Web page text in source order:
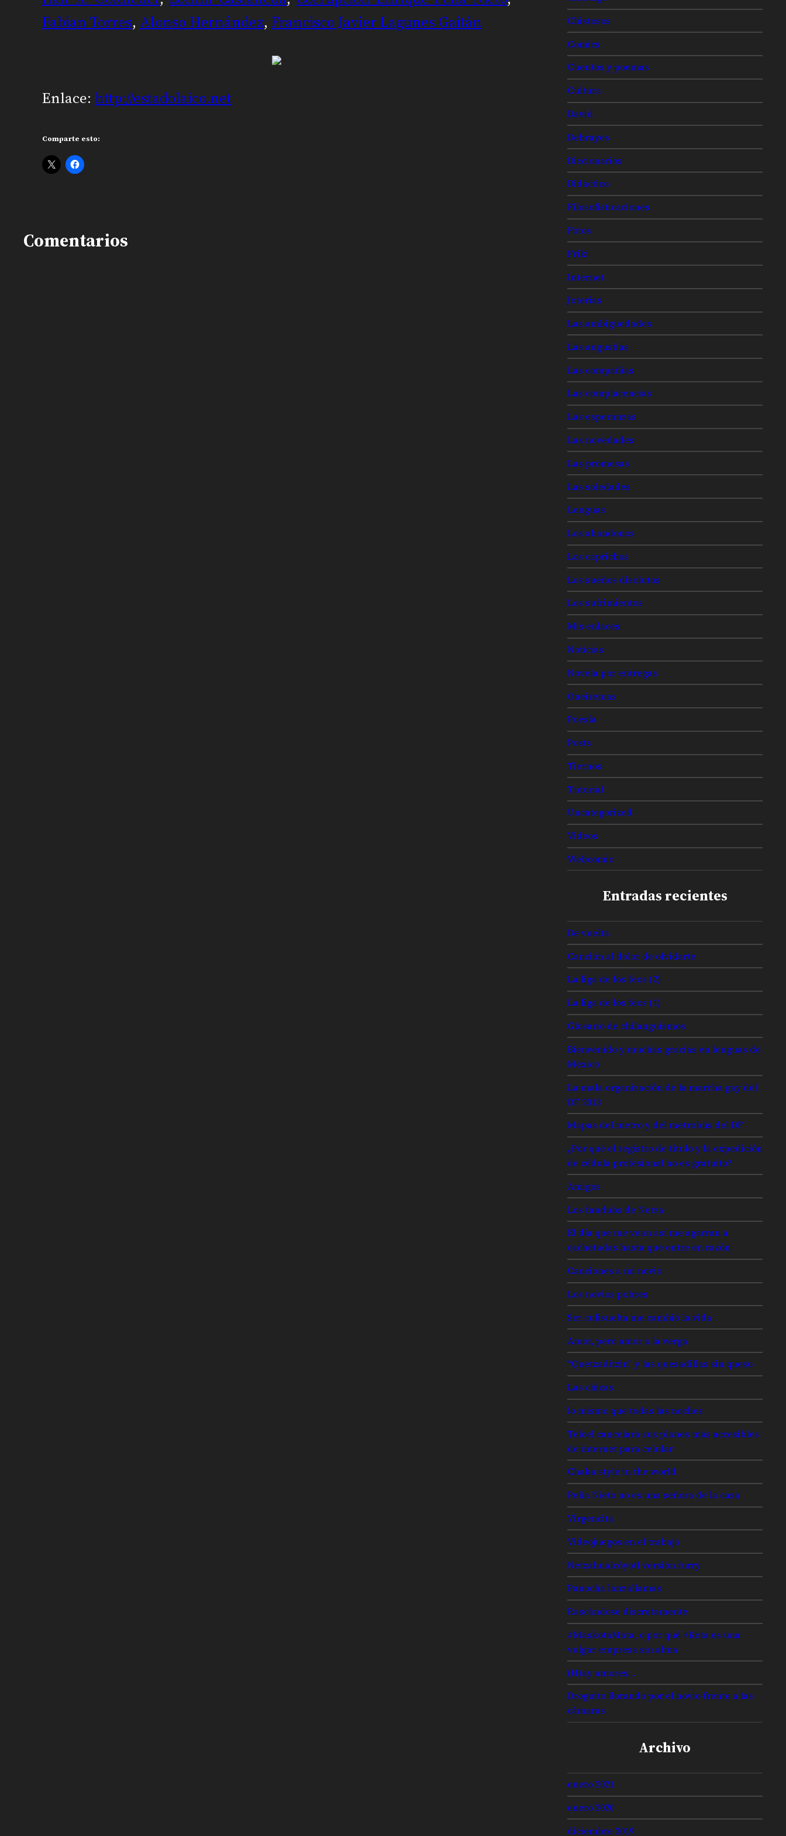
Fabian Torres, Alonso Hernández, Francisco Javier Lagunes Gaitán
Enlace: http://estadolaico.net
Comparte esto:
Comentarios
Chistosos
Comics
Cuentos y poemas
Cultura
David
Debrayes
Diccionarios
Didáctico
Filosofisticaciones
Fotos
Friki
Internet
Joterías
Las ambigüedades
Las angustias
Las compañías
Las complacencias
Las esperanzas
Las novedades
Las promesas
Las soledades
Lenguas
Los abandonos
Los caprichos
Los sueños disolutos
Los sufrimientos
Mis enlaces
Noticias
Novela por entregas
Oneiremas
Poesía
Posts
Tiernos
Tutorial
Uncategorized
Videos
Webcomic
Entradas recientes
De vuelta
Canción al dolor de olvidarte
La liga de los feos (2)
La liga de los feos (1)
Glosario de chilanguismos
Bienvenido y muchas gracias en lenguas de
México
La mala organización de la marcha gay del
DF 2013
Mapas del metro y del metrobús del DF
¿Por qué el registro de título y la expedición
de cédula profesional no es gratuito?
Amigos
Los fandubs de Netza
El día que me vean así me agarran a
cachetadas hasta que entre en razón
Canciones a mi novio
Los novios pobres
Ser culisuelta me cambió la vida
Amor, pero amor a la verga
“Quetzaditzin” y las quesadillas sin queso
Las chicas
lo mismo que todas las noches
Telcel cancelará sus planes más accesibles
de internet para celular
Chaka style in the world
Peña Nieto no es una señora de la casa
Virgencita
Videojuegos en el trabajo
Netzahualcóyotl versión furry
Panocha lanzallamas
Rascándose discretamente
#MaskotaMata, o por qué +Kota es una
vulgar empresa sin alma
(H)ay amores…
Droguito llorando por el novio frente a las
cámaras
Archivo
enero 2021
enero 2020
diciembre 2019